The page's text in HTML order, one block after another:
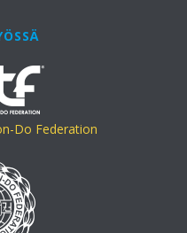
Do Federation